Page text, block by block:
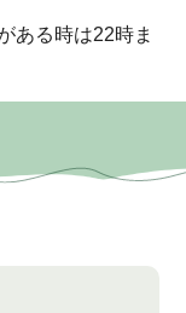
ある時は22時ま